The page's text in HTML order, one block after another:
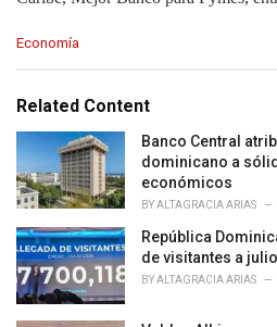
C
e
r
i
e
:
Economía
Related Content
Banco Central
dominicano a
económicos
BYALTAGRACIA ARIAS
República
de visitantes a
BYALTAGRACIA ARIAS